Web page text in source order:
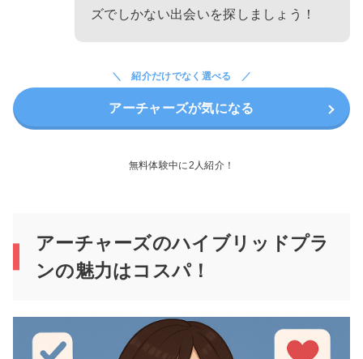
ズでしかない出会いを探しましょう！
紹介だけでなく選べる
アーチャーズが気になる
無料体験中に2人紹介！
アーチャーズのハイブリッドプラ
ンの魅力はコスパ！